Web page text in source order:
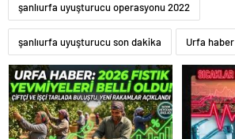
şanlıurfa uyuşturucu operasyonu 2022
şanlıurfa uyuşturucu son dakika Urfa haber